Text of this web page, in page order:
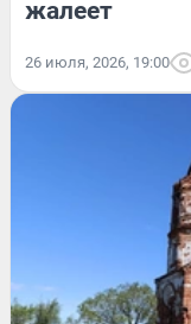
жалеет
26 июля, 2026, 19:00